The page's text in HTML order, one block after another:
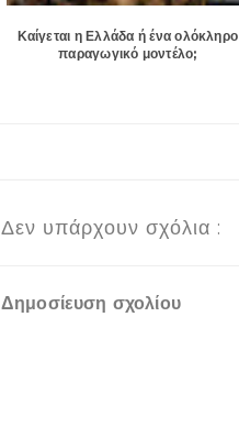
Καίγεται η Ελλάδα ή ένα ολόκληρο
παραγωγικό μοντέλο;
Δεν υπάρχουν σχόλια :
Δημοσίευση σχολίου